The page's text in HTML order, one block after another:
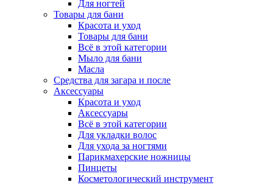
Для ногтей
Товары для бани
Красота и уход
Товары для бани
Всё в этой категории
Мыло для бани
Масла
Средства для загара и после
Аксессуары
Красота и уход
Аксессуары
Всё в этой категории
Для укладки волос
Для ухода за ногтями
Парикмахерские ножницы
Пинцеты
Косметологический инструмент